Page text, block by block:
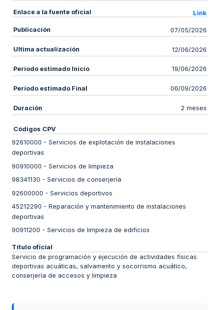
Enlace a la fuente oficial Link
Publicación 07/05/2026
Ultima actualización 12/06/2026
Periodo estimado Inicio 19/06/2026
Periodo estimado Final 06/09/2026
Duración 2 meses
Códigos CPV
92610000 - Servicios de explotación de instalaciones
deportivas
90910000 - Servicios de limpieza
98341130 - Servicios de conserjería
92600000 - Servicios deportivos
45212290 - Reparación y mantenimiento de instalaciones
deportivas
90911200 - Servicios de limpieza de edificios
Título oficial
Servicio de programación y ejecución de actividades físicas
deportivas acuáticas, salvamento y socorrismo acuático,
conserjería de accesos y limpieza